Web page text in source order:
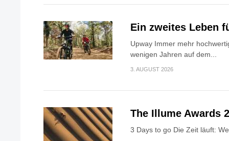
Ein zweites Leben
Upway Immer mehr
wenigen Jahren auf dem...
3. AUGUST 2026
The Illume Awards
3 Days to go Die Zeit läuft: